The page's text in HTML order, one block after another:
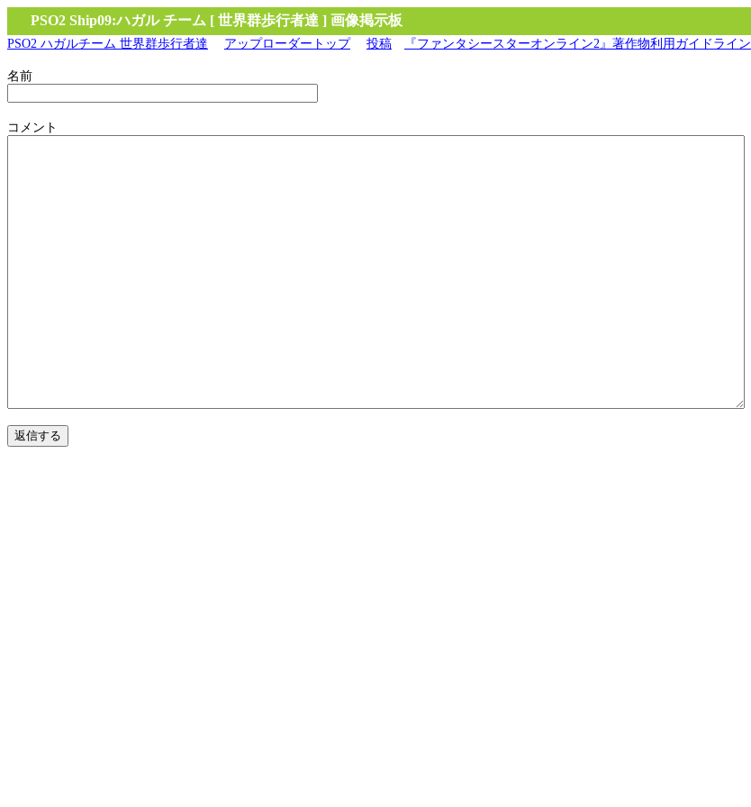
PSO2 Ship09:ハガル チーム [ 世界群歩行者達 ] 画像掲示板
PSO2 ハガルチーム 世界群歩行者達 アップローダートップ 投稿 『ファンタシースターオンライン2』著作物利用ガイドライン
名前
コメント